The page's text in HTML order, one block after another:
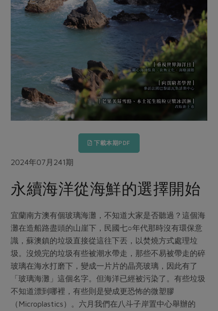
畜產肉類 水產
調味醬料/南北貨 烘焙
休閒零嘴 沖泡飲品
保健食品
美妝保養
家庭清潔 織品
防災用品
最新產品
優惠專區
素食專區
蛋料理
烘焙．點心
湯品．鍋物
漬物
異國料理
年菜食譜
養身食補
高麗菜海鮮煎餅
當季產品
傳到心坎裡，誠心又澎派
合作25-經典快閃最後一週
更多當季產品
主婦聯盟X樂齡網特約優惠案
2024農業發展計畫年度報告
更多議題活動
傳到心坎裡，誠心又澎派
樂齡生活 親子食育
廚房瑜伽
關注議題
惜食
支持本土農糧
廢核運動 能源議題
減添加物 減塑減廢
生活者e週報
典藏閱覽室
員工與求才
檢驗報告
硝酸鹽檢驗
社務專區
選舉專區
最新消息
媒體報導
下載專區
地區活動
社務會議 地區活動
下載本期PDF
2024年07月241期
永續海洋從海鮮的選擇開始
宜蘭南方澳有個玻璃海灘，不知道大家是否聽過？這個海
灘在造船路盡頭的山崖下，民國七○年代那時沒有環保意
識，蘇澳鎮的垃圾直接從這往下丟，以焚燒方式處理垃
圾。沒燒完的垃圾有些被潮水帶走，那些不易被帶走的碎
玻璃在海水打磨下，變成一片片的晶亮玻璃，因此有了
「玻璃海灘」這個名字。但海洋已經被污染了。有些垃圾
不知道漂到哪裡，有些則是變成更恐怖的微塑膠
（Microplastics）。六月我們在八斗子岸置中心舉辦的